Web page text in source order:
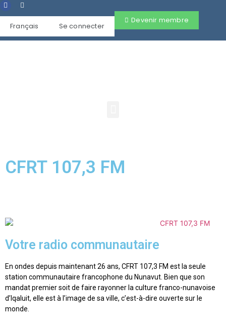
Français Se connecter
Devenir membre
CFRT 107,3 FM
Votre radio communautaire
En ondes depuis maintenant 26 ans, CFRT 107,3 FM est la seule
station communautaire francophone du Nunavut. Bien que son
mandat premier soit de faire rayonner la culture franco-nunavoise
d’Iqaluit, elle est à l’image de sa ville, c’est-à-dire ouverte sur le
monde.